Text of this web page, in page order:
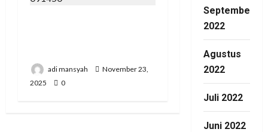
adi mansyah
November 23,
2025
0
September
2022
Agustus
2022
Juli 2022
Juni 2022